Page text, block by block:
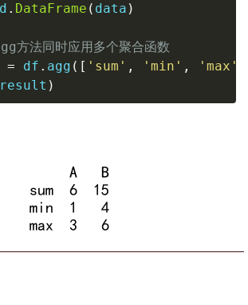
. DataFrame ( data )
方法同时应用多个聚合函数
= df . agg ( [ 'sum' , 'min' , 'max'
result )